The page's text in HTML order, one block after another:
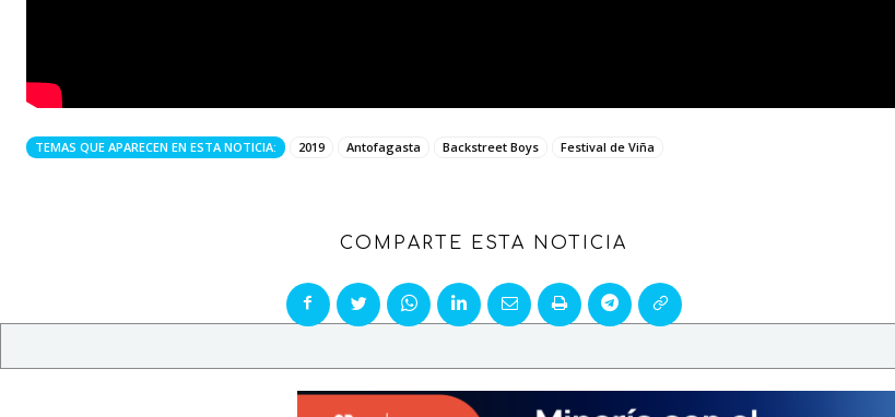
TEMAS QUE APARECEN EN ESTA NOTICIA: 2019 Antofagasta Backstreet Boys Festival de Viña
COMPARTE ESTA NOTICIA